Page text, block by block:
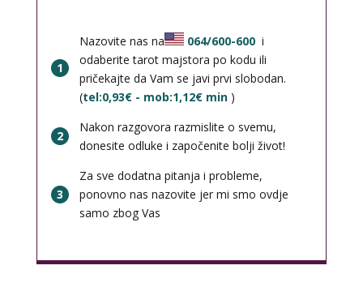
1
Nazovite nas na 064/600-600 i
odaberite tarot majstora po kodu ili
pričekajte da Vam se javi prvi slobodan.
(tel:0,93€ - mob:1,12€ min )
2
Nakon razgovora razmislite o svemu,
donesite odluke i započenite bolji život!
3
Za sve dodatna pitanja i probleme,
ponovno nas nazovite jer mi smo ovdje
samo zbog Vas